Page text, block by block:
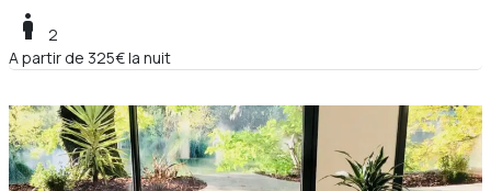
boy
2
A partir de 325€ la nuit